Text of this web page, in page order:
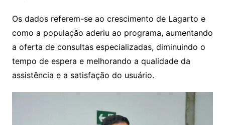
Os dados referem-se ao crescimento de Lagarto e
como a população aderiu ao programa, aumentando
a oferta de consultas especializadas, diminuindo o
tempo de espera e melhorando a qualidade da
assistência e a satisfação do usuário.